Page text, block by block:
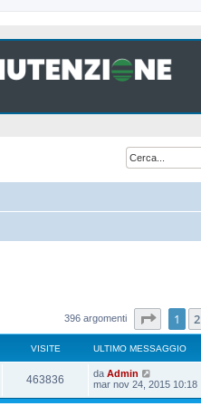
396 argomenti Pagina1
1 2
VISITE ULTIMO MESSAGGIO
463836
i
U
l
da Admin
mar nov 24, 2015 10:18